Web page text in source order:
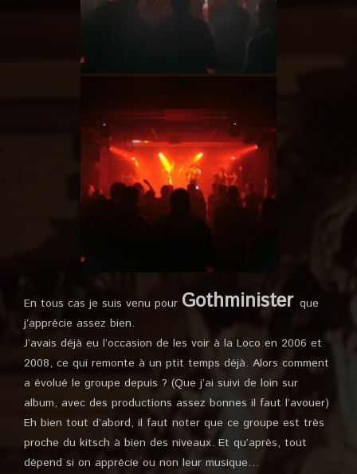
En tous cas je suis venu pour Gothminister que
j’apprécie assez bien.
J’avais déjà eu l’occasion de les voir à la Loco en 2006 et
2008, ce qui remonte à un ptit temps déjà. Alors comment
a évolué le groupe depuis ? (Que j’ai suivi de loin sur
album, avec des productions assez bonnes il faut l’avouer)
Eh bien tout d’abord, il faut noter que ce groupe est très
proche du kitsch à bien des niveaux. Et qu’après, tout
dépend si on apprécie ou non leur musique…